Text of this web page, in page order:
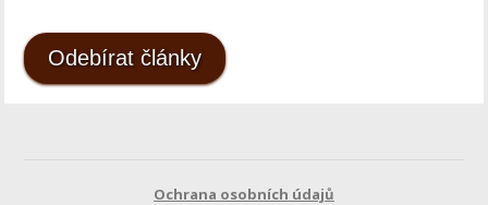
Odebírat články
Ochrana osobních údajů